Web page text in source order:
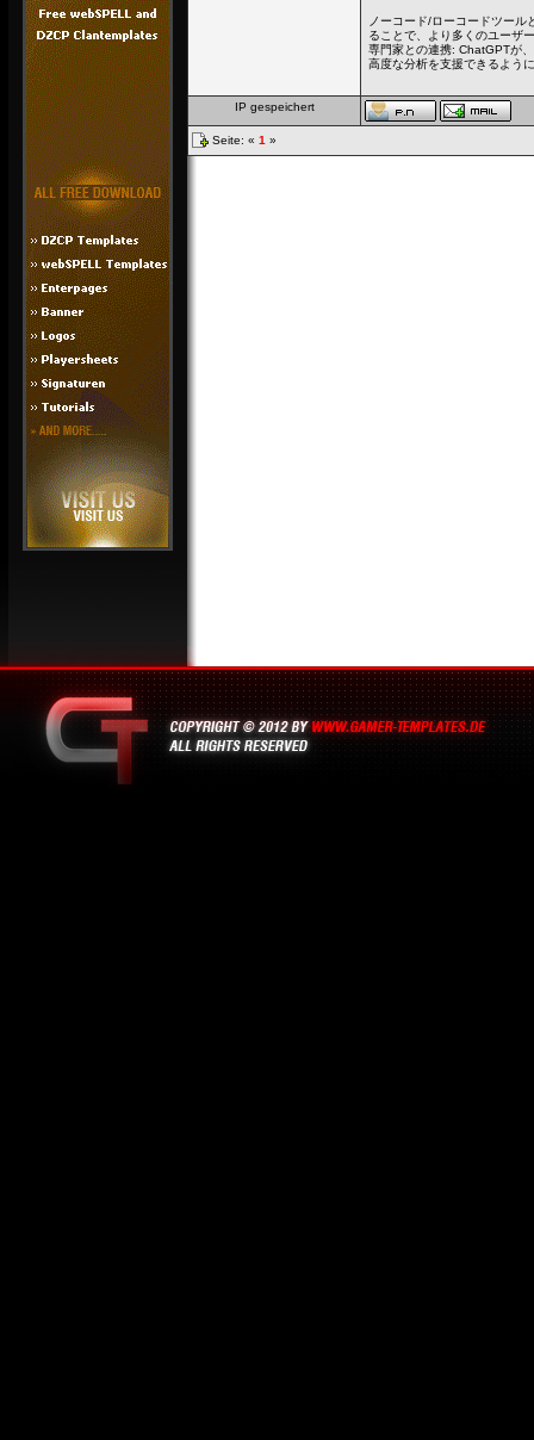
ノーコード/ローコードツー
ることで、より多くのユーザ
専門家との連携: ChatGPTが
高度な分析を支援できるよう
IP gespeichert
Seite: « 1 »